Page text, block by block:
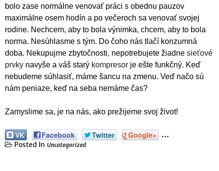
bolo zase normálne venovať práci s obednu pauzov
maximálne osem hodín a po večeroch sa venovať svojej
rodine. Nechcem, aby to bola výnimka, chcem, aby to bola
norma. Nesúhlasme s tým. Do čoho nás tlačí konzumná
doba. Nekupujme zbytočnosti, nepotrebujete žiadne sieťové
prvky navyše a váš starý kompresor je ešte funkčný. Keď
nebudeme súhlasiť, máme šancu na zmenu. Veď načo sú
nám peniaze, keď na seba nemáme čas?
Zamyslime sa, je na nás, ako prežijeme svoj život!
VK Facebook Twitter Google+ …
Posted In Uncategorized